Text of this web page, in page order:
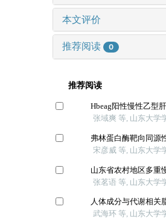
本文评价
推荐阅读 0